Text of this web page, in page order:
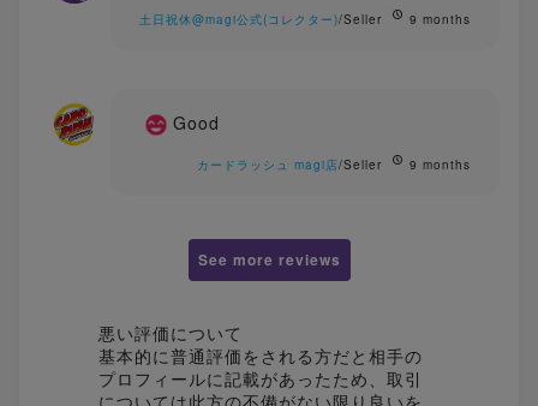
土日祝休@magi公式(コレクター)/Seller 9 months
Good
カードラッシュ magi店/Seller 9 months
See more reviews
悪い評価について
基本的に普通評価をされる方だと相手の
プロフィールに記載があったため、取引
については此方の不備がない限り良いを